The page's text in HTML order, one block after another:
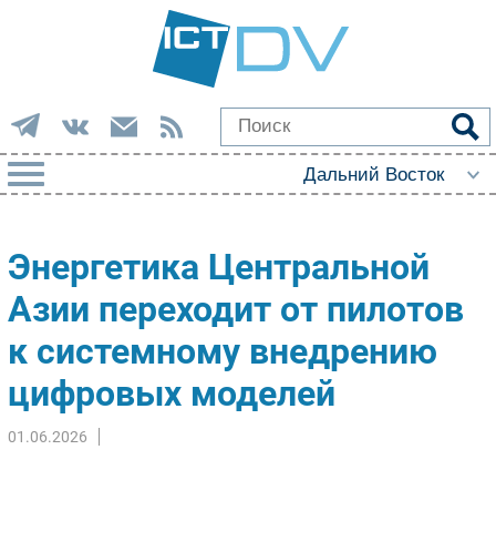
Импорто­замещение
Автоматизация Промышленности
Интернет
Фиксированная связь
Интеграция
Энергетика Центральной
Азии переходит от пилотов
к системному внедрению
цифровых моделей
01.06.2026